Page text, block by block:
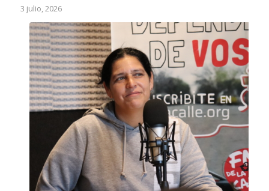
3 julio, 2026